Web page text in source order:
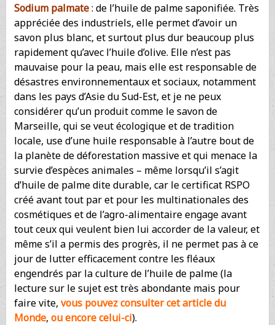
Sodium palmate: de l’huile de palme saponifiée. Très
appréciée des industriels, elle permet d’avoir un
savon plus blanc, et surtout plus dur beaucoup plus
rapidement qu’avec l’huile d’olive. Elle n’est pas
mauvaise pour la peau, mais elle est responsable de
désastres environnementaux et sociaux, notamment
dans les pays d’Asie du Sud-Est, et je ne peux
considérer qu’un produit comme le savon de
Marseille, qui se veut écologique et de tradition
locale, use d’une huile responsable à l’autre bout de
la planète de déforestation massive et qui menace la
survie d’espèces animales – même lorsqu’il s’agit
d’huile de palme dite durable, car le certificat RSPO
créé avant tout par et pour les multinationales des
cosmétiques et de l’agro-alimentaire engage avant
tout ceux qui veulent bien lui accorder de la valeur, et
même s’il a permis des progrès, il ne permet pas à ce
jour de lutter efficacement contre les fléaux
engendrés par la culture de l’huile de palme (la
lecture sur le sujet est très abondante mais pour
faire vite, vous pouvez consulter cet article du
Monde, ou encore celui-ci).